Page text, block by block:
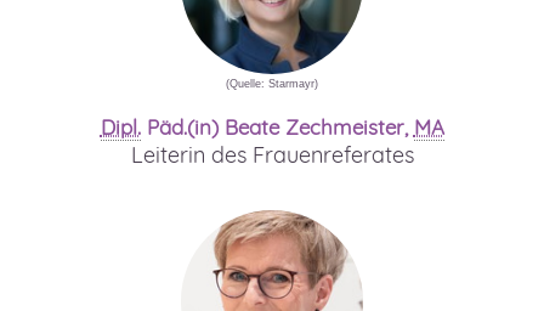
(Quelle: Starmayr)
Dipl.Päd.(in) Beate Zechmeister, MA
Leiterin des Frauenreferates